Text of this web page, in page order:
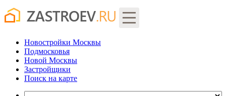
Новостройки Москвы
Подмосковья
Новой Москвы
Застройщики
Поиск на карте